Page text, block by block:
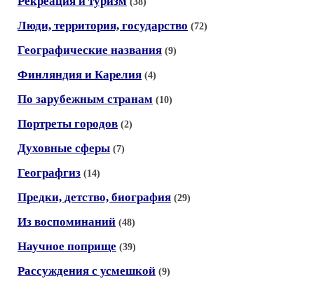
Люди, территория, государство (72)
Географические названия (9)
Финляндия и Карелия (4)
По зарубежным странам (10)
Портреты городов (2)
Духовные сферы (7)
Географгиз (14)
Предки, детство, биография (29)
Из воспоминаний (48)
Научное поприще (39)
Рассуждения с усмешкой (9)